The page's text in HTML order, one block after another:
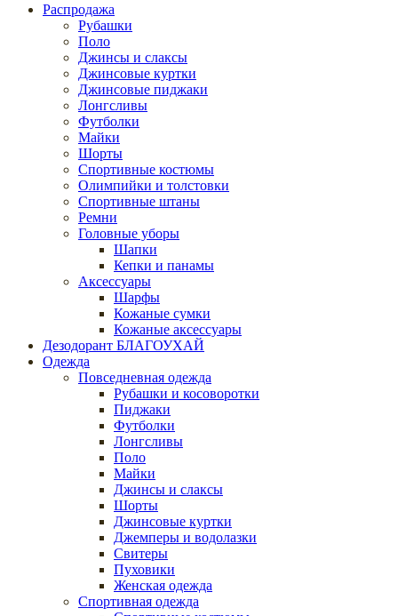
Распродажа
Рубашки
Поло
Джинсы и слаксы
Джинсовые куртки
Джинсовые пиджаки
Лонгсливы
Футболки
Майки
Шорты
Спортивные костюмы
Олимпийки и толстовки
Спортивные штаны
Ремни
Головные уборы
Шапки
Кепки и панамы
Аксессуары
Шарфы
Кожаные сумки
Кожаные аксессуары
Дезодорант БЛАГОУХАЙ
Одежда
Повседневная одежда
Рубашки и косоворотки
Пиджаки
Футболки
Лонгсливы
Поло
Майки
Джинсы и слаксы
Шорты
Джинсовые куртки
Джемперы и водолазки
Свитеры
Пуховики
Женская одежда
Спортивная одежда